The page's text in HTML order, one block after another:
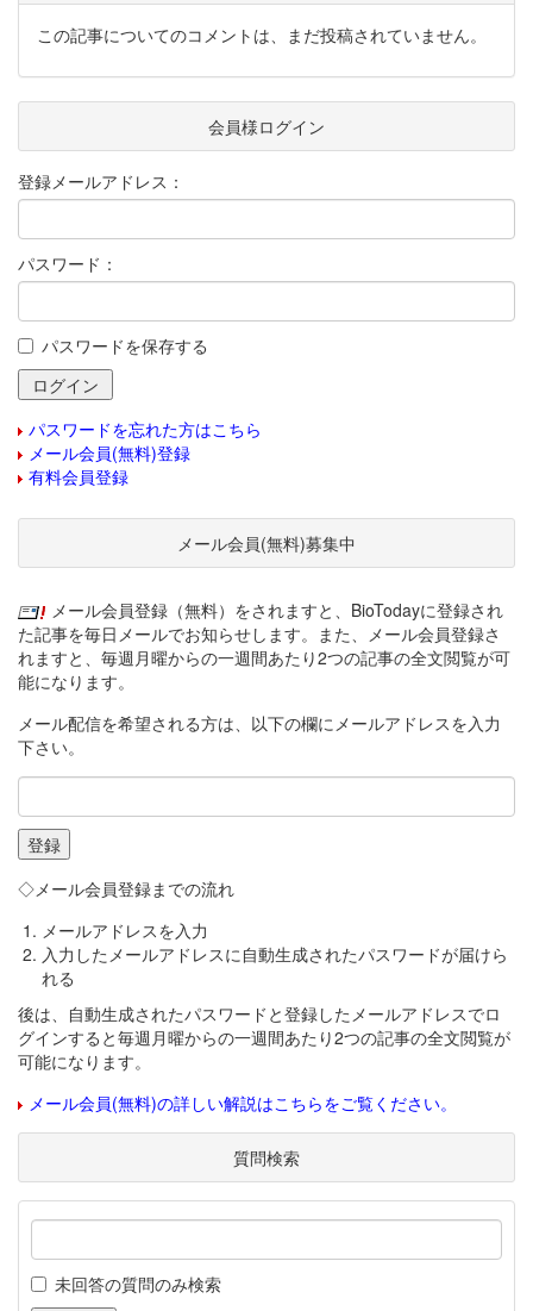
この記事についてのコメントは、まだ投稿されていません。
会員様ログイン
登録メールアドレス：
パスワード：
パスワードを保存する
パスワードを忘れた方はこちら
メール会員(無料)登録
有料会員登録
メール会員(無料)募集中
メール会員登録（無料）をされますと、BioTodayに登録され
た記事を毎日メールでお知らせします。また、メール会員登録さ
れますと、毎週月曜からの一週間あたり2つの記事の全文閲覧が可
能になります。
メール配信を希望される方は、以下の欄にメールアドレスを入力
下さい。
◇メール会員登録までの流れ
メールアドレスを入力
入力したメールアドレスに自動生成されたパスワードが届けら
れる
後は、自動生成されたパスワードと登録したメールアドレスでロ
グインすると毎週月曜からの一週間あたり2つの記事の全文閲覧が
可能になります。
メール会員(無料)の詳しい解説はこちらをご覧ください。
質問検索
未回答の質問のみ検索